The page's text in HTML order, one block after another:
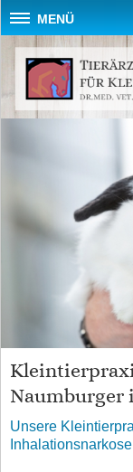
MENÜ
Naumburger
Unsere